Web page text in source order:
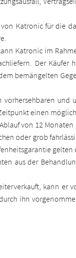
Katronic für die
Katronic im
Der Käufer
bemängelten
einen
von 12
oder grob
aus der
kann er
ihn